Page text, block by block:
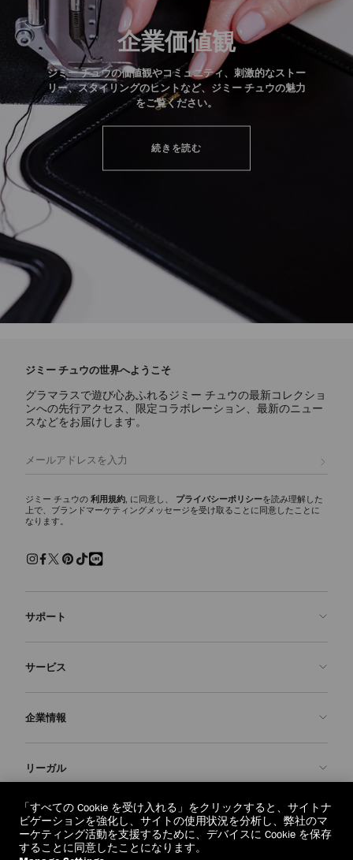
企業価値観
ジミー チュウの価値観やコミュニティ、刺激的なストー
リー、スタイリングのヒントなど、ジミー チュウの魅力
をご覧ください。
続きを読む
ジミー チュウの世界へようこそ
グラマラスで遊び心あふれるジミー チュウの最新コレクショ
ンへの先行アクセス、限定コラボレーション、最新のニュー
スなどをお届けします。
ジミー チュウの 利用規約 , に同意し、 プライバシーポリシーを読み理解した
上で、ブランドマーケティングメッセージを受け取ることに同意したことに
なります。
サポート
よくあるご質問
返品を申請
配送
交換・返品
サービス
Made-to-Order
保証
企業情報
ブランドの歴史
JC World
社会への貢献
私たちの責任
リーガル
プライバシーポリシー
利用規約
忘れられる権利
regionselector.country. (€)
「すべての Cookie を受け入れる」をクリックすると、サイトナ
ビゲーションを強化し、サイトの使用状況を分析し、弊社のマ
ーケティング活動を支援するために、デバイスに Cookie を保存
することに同意したことになります。